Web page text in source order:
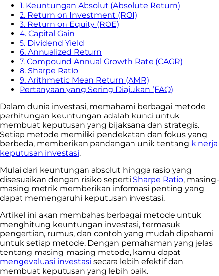
1. Keuntungan Absolut (Absolute Return)
2. Return on Investment (ROI)
3. Return on Equity (ROE)
4. Capital Gain
5. Dividend Yield
6. Annualized Return
7. Compound Annual Growth Rate (CAGR)
8. Sharpe Ratio
9. Arithmetic Mean Return (AMR)
Pertanyaan yang Sering Diajukan (FAQ)
Dalam dunia investasi, memahami berbagai metode
perhitungan keuntungan adalah kunci untuk
membuat keputusan yang bijaksana dan strategis.
Setiap metode memiliki pendekatan dan fokus yang
berbeda, memberikan pandangan unik tentang kinerja
keputusan investasi.
Mulai dari keuntungan absolut hingga rasio yang
disesuaikan dengan risiko seperti Sharpe Ratio, masing-
masing metrik memberikan informasi penting yang
dapat memengaruhi keputusan investasi.
Artikel ini akan membahas berbagai metode untuk
menghitung keuntungan investasi, termasuk
pengertian, rumus, dan contoh yang mudah dipahami
untuk setiap metode. Dengan pemahaman yang jelas
tentang masing-masing metode, kamu dapat
mengevaluasi investasi secara lebih efektif dan
membuat keputusan yang lebih baik.